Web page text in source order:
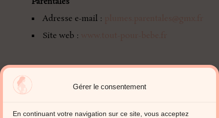
Gérer le consentement
En continuant votre navigation sur ce site, vous acceptez
Adresse e-mail :
Site web :